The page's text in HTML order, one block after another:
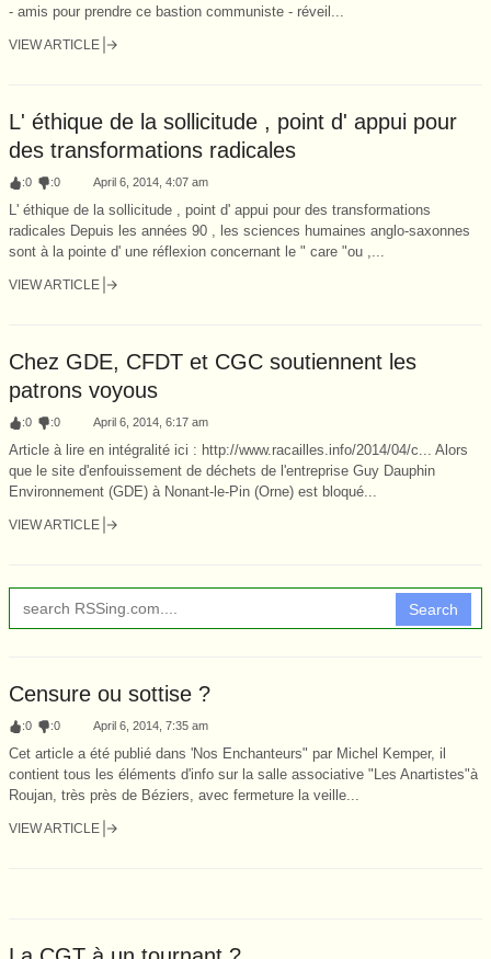
- amis pour prendre ce bastion communiste - réveil...
VIEW ARTICLE
L' éthique de la sollicitude , point d' appui pour
des transformations radicales
:0 :0 April 6, 2014, 4:07 am
L' éthique de la sollicitude , point d' appui pour des transformations
radicales Depuis les années 90 , les sciences humaines anglo-saxonnes
sont à la pointe d' une réflexion concernant le " care "ou ,...
VIEW ARTICLE
Chez GDE, CFDT et CGC soutiennent les
patrons voyous
:0 :0 April 6, 2014, 6:17 am
Article à lire en intégralité ici : http://www.racailles.info/2014/04/c... Alors
que le site d'enfouissement de déchets de l'entreprise Guy Dauphin
Environnement (GDE) à Nonant-le-Pin (Orne) est bloqué...
VIEW ARTICLE
Search
Censure ou sottise ?
:0 :0 April 6, 2014, 7:35 am
Cet article a été publié dans 'Nos Enchanteurs" par Michel Kemper, il
contient tous les éléments d'info sur la salle associative "Les Anartistes"à
Roujan, très près de Béziers, avec fermeture la veille...
VIEW ARTICLE